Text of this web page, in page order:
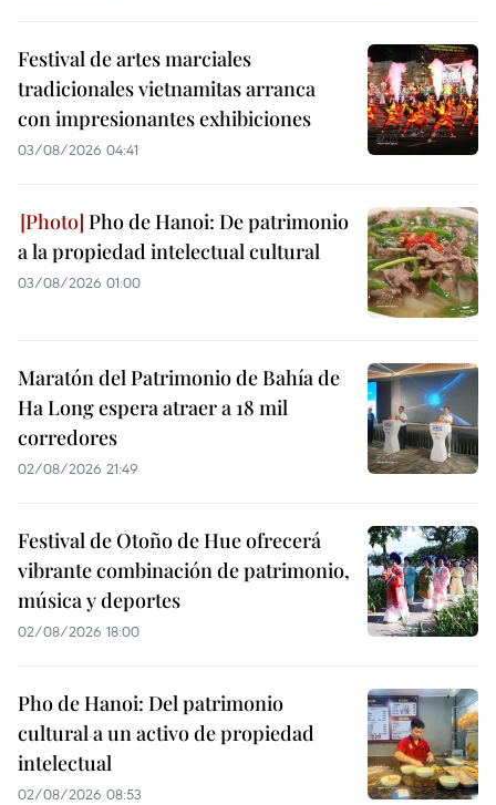
Festival de artes marciales
tradicionales vietnamitas arranca
con impresionantes exhibiciones
03/08/2026 04:41
Pho de Hanoi: De patrimonio
a la propiedad intelectual cultural
03/08/2026 01:00
Maratón del Patrimonio de Bahía de
Ha Long espera atraer a 18 mil
corredores
02/08/2026 21:49
Festival de Otoño de Hue ofrecerá
vibrante combinación de patrimonio,
música y deportes
02/08/2026 18:00
Pho de Hanoi: Del patrimonio
cultural a un activo de propiedad
intelectual
02/08/2026 08:53